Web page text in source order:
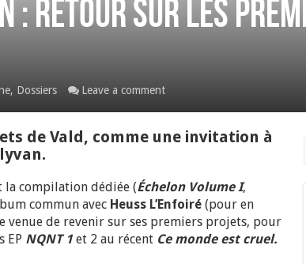
: retour sur les
, Dossiers Leave a comment
de Vald, comme une invitation à
la compilation dédiée (Échelon Volume I,
commun avec Heuss L’Enfoiré(pour en
venue de revenir sur ses premiers projets, pour
EP NQNT 1et 2 au récentCe monde est cruel.